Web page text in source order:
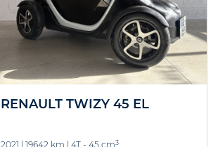
RENAULT TWIZY 45 EL
2021 19642 km 4T - 45 cm3